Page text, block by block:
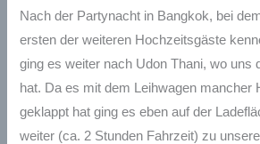
Nach der Partynacht in Bangkok, bei
ersten der weiteren Hochzeitsgäste
ging es weiter nach Udon Thani, wo uns
hat. Da es mit dem Leihwagen mancher
geklappt hat ging es eben auf der
weiter (ca. 2 Stunden Fahrzeit) zu